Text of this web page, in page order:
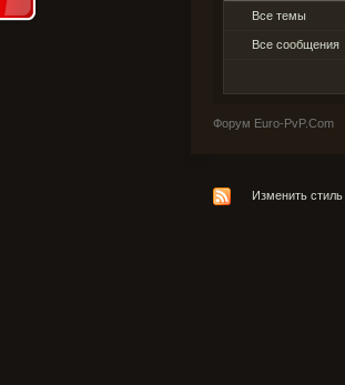
Все темы
Все сообщения
Форум Euro-PvP.Com
Изменить стиль